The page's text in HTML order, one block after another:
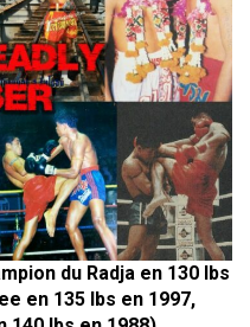
du Radja en 130 lbs
en 135 lbs en 1997,